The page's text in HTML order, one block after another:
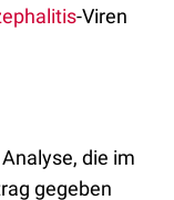
-Viren
die im
gegeben